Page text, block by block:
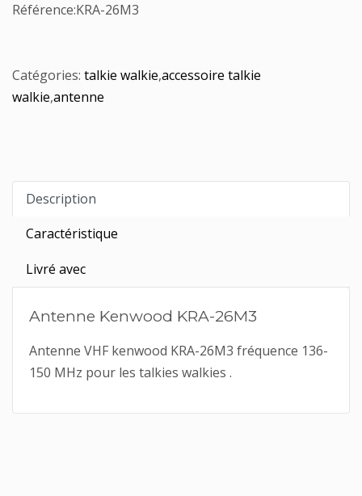
Référence:KRA-26M3
Catégories: talkie walkie,accessoire talkie
walkie,antenne
Description
Caractéristique
Livré avec
Antenne Kenwood KRA-26M3
Antenne VHF kenwood KRA-26M3 fréquence 136-
150 MHz pour les talkies walkies .